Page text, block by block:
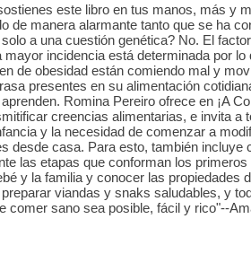
este libro en tus manos, más y
de manera alarmante tanto que se ha
a una cuestión genética? No. El
mayor incidencia está determinada por
de obesidad están comiendo mal y
presentes en su alimentación
Romina Pereiro ofrece en ¡A
creencias alimentarias, e invita a
y la necesidad de comenzar a
desde casa. Para esto, también incluye
las etapas que conforman los
y la familia y conocer las propiedades
viandas y snaks saludables, y
comer sano sea posible, fácil y rico"--